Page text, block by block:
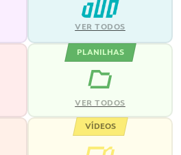
VER TODOS
PLANILHAS
VER TODOS
VÍDEOS